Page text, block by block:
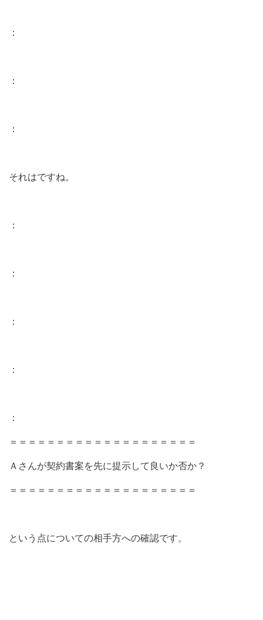
：
：
：
それはですね。
：
：
：
：
：
＝＝＝＝＝＝＝＝＝＝＝＝＝＝＝＝＝＝＝＝
Ａさんが契約書案を先に提示して良いか否か？
＝＝＝＝＝＝＝＝＝＝＝＝＝＝＝＝＝＝＝＝
という点についての相手方への確認です。